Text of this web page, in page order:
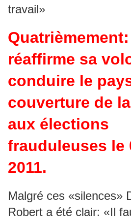
travail»
Quatrièmement:
réaffirme sa
conduire le
couverture de
aux élections
frauduleuses le
2011.
Malgré ces «silences»
Robert a été clair: «Il